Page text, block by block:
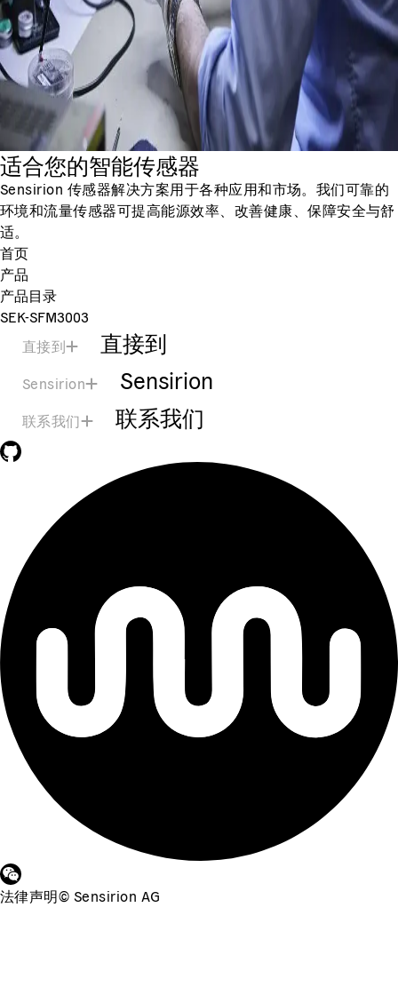
适合您的智能传感器
Sensirion 传感器解决方案用于各种应用和市场。我们可靠的
环境和流量传感器可提高能源效率、改善健康、保障安全与舒
适。
首页
产品
产品目录
SEK-SFM3003
直接到
直接到
Sensirion Sensirion
联系我们 联系我们
法律声明© Sensirion AG